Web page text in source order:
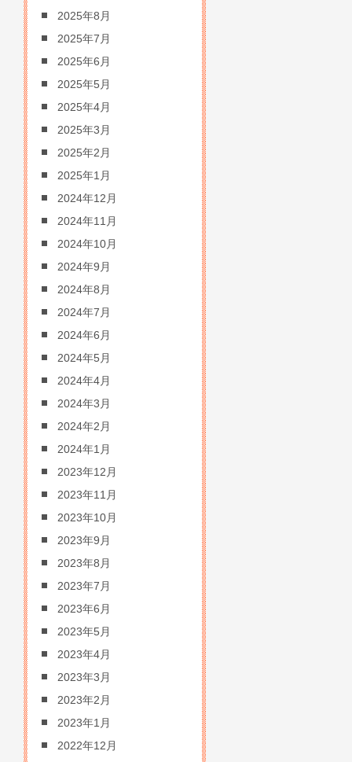
2025年8月
2025年7月
2025年6月
2025年5月
2025年4月
2025年3月
2025年2月
2025年1月
2024年12月
2024年11月
2024年10月
2024年9月
2024年8月
2024年7月
2024年6月
2024年5月
2024年4月
2024年3月
2024年2月
2024年1月
2023年12月
2023年11月
2023年10月
2023年9月
2023年8月
2023年7月
2023年6月
2023年5月
2023年4月
2023年3月
2023年2月
2023年1月
2022年12月